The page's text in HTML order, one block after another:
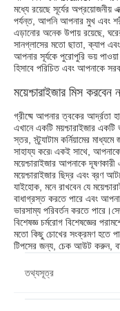
মধ্যে রয়েছে সূর্যের
পর্যন্ত, আপনি আপনার মুখ এবং
এড়ানোর অনেক উপায় রয়েছে,
সানগ্লাসের মতো ছাতা, ক্যাপ
আপনার সূর্যকে পুরোপুরি ভয়
হিসাবে পরিচিত এবং আপনাকে
ময়েশ্চারাইজার মিস করবেন
গ্রীষ্মে আপনার ত্বকের আর্দ্রতা
এখানে একটি ময়শ্চারাইজার একটি
স্তর, স্ট্র্যাটাম কর্নিয়ামের
সাহায্য করে৷ একই সাথে,
ময়েশ্চারাইজার আপনাকে
ময়েশ্চারাইজার ছিদ্র এবং ব্রণ
যাইহোক, মনে রাখবেন যে
বাধাগ্রস্ত করতে পারে এবং
ভারসাম্য পরিবর্তন করতে
বিশেষজ্ঞ চর্মরোগ বিশেষজ্ঞের
মতো কিছু চোখের সংক্রমণ হতে
টিপসের জন্য, চেক আউট করুন,
তথ্যসূত্র